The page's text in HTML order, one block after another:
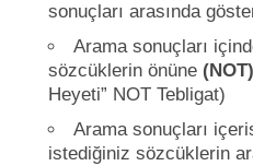
sonuçları arasında
Arama sonuçları
sözcüklerin önüne (NOT)
Heyeti” NOT Tebligat)
Arama sonuçları
istediğiniz sözcüklerin